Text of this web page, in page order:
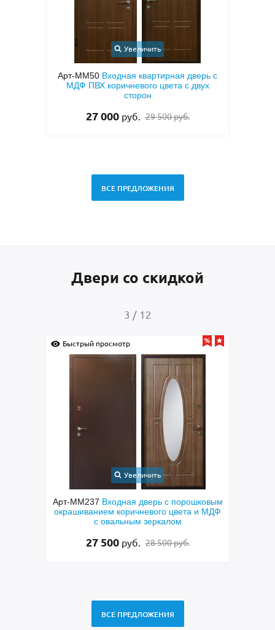
Увеличить
Арт-ММ188Входная теплоизоляционная
дверь с коричневыми плитами МДФ с
двух сторон, с узким стеклом и ковкой
51 000руб.
ВСЕ ПРЕДЛОЖЕНИЯ
Двери со скидкой
4 / 12
Быстрый просмотр
Увеличить
Арт-ММ249Входная квартирная дверь с
панелями МДФ ПВХ с двух сторон и
ростовым зеркалом внутри
31 500руб. 32 000 руб.
ВСЕ ПРЕДЛОЖЕНИЯ